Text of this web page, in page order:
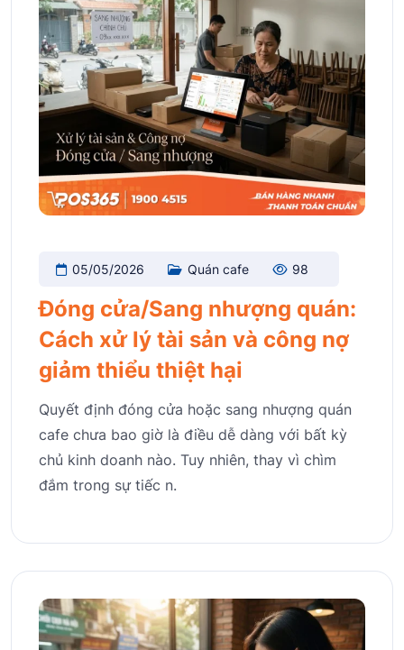
05/05/2026 Quán cafe 98
Đóng cửa/Sang nhượng quán:
Cách xử lý tài sản và công nợ
giảm thiểu thiệt hại
Quyết định đóng cửa hoặc sang nhượng quán
cafe chưa bao giờ là điều dễ dàng với bất kỳ
chủ kinh doanh nào. Tuy nhiên, thay vì chìm
đắm trong sự tiếc n.